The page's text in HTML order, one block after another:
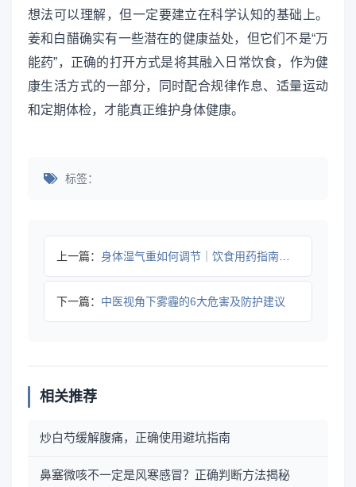
想法可以理解，但一定要建立在科学认知的基础上。
姜和白醋确实有一些潜在的健康益处，但它们不是“万
能药”，正确的打开方式是将其融入日常饮食，作为健
康生活方式的一部分，同时配合规律作息、适量运动
和定期体检，才能真正维护身体健康。
标签：
上一篇： 身体湿气重如何调节｜饮食用药指南全解析
下一篇： 中医视角下雾霾的6大危害及防护建议
相关推荐
炒白芍缓解腹痛，正确使用避坑指南
鼻塞微咳不一定是风寒感冒？正确判断方法揭秘